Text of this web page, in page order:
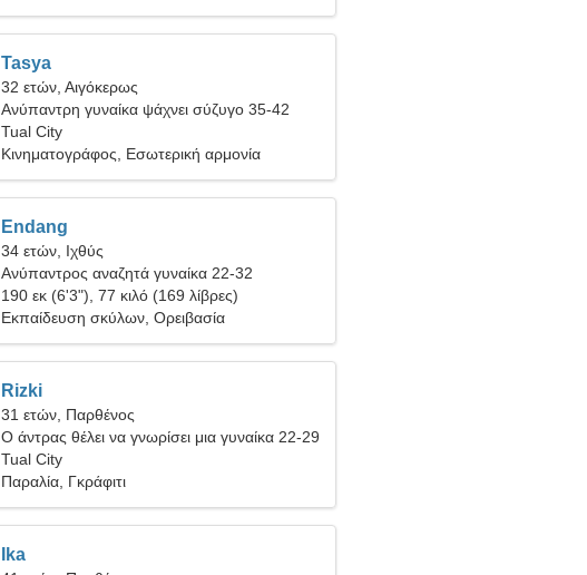
Tasya
32 ετών, Αιγόκερως
Ανύπαντρη γυναίκα ψάχνει σύζυγο 35-42
Tual City
Κινηματογράφος, Εσωτερική αρμονία
Endang
34 ετών, Ιχθύς
Ανύπαντρος αναζητά γυναίκα 22-32
190 εκ (6'3"), 77 κιλό (169 λίβρες)
Εκπαίδευση σκύλων, Ορειβασία
Rizki
31 ετών, Παρθένος
Ο άντρας θέλει να γνωρίσει μια γυναίκα 22-29
Tual City
Παραλία, Γκράφιτι
Ika